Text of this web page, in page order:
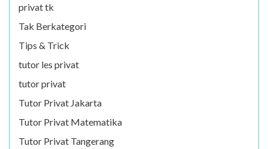
privat tk
Tak Berkategori
Tips & Trick
tutor les privat
tutor privat
Tutor Privat Jakarta
Tutor Privat Matematika
Tutor Privat Tangerang